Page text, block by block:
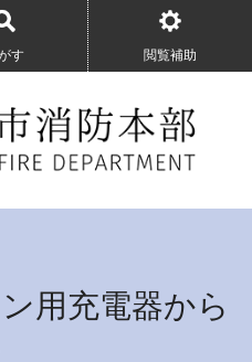
す 閲覧補助
用充電器から